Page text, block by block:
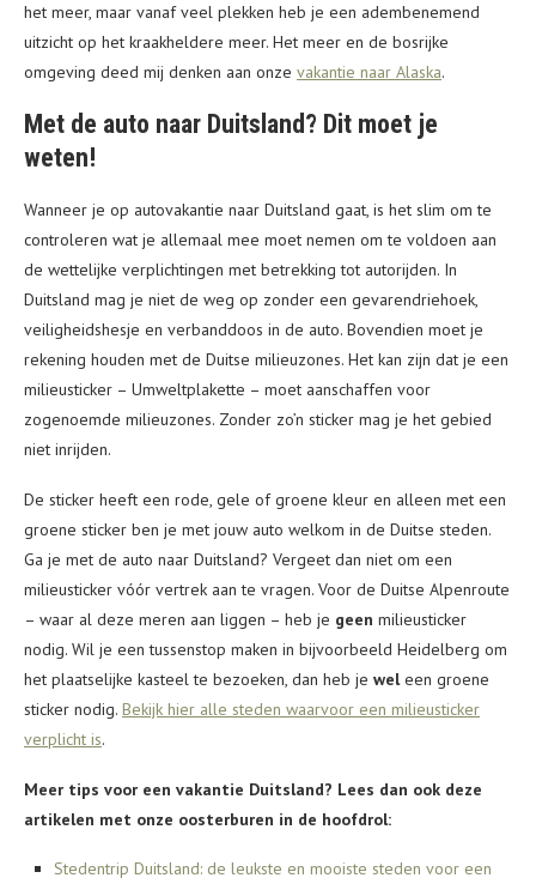
het meer, maar vanaf veel plekken heb je een adembenemend
uitzicht op het kraakheldere meer. Het meer en de bosrijke
omgeving deed mij denken aan onze vakantie naar Alaska.
Met de auto naar Duitsland? Dit moet je
weten!
Wanneer je op autovakantie naar Duitsland gaat, is het slim om te
controleren wat je allemaal mee moet nemen om te voldoen aan
de wettelijke verplichtingen met betrekking tot autorijden. In
Duitsland mag je niet de weg op zonder een gevarendriehoek,
veiligheidshesje en verbanddoos in de auto. Bovendien moet je
rekening houden met de Duitse milieuzones. Het kan zijn dat je een
milieusticker – Umweltplakette – moet aanschaffen voor
zogenoemde milieuzones. Zonder zo’n sticker mag je het gebied
niet inrijden.
De sticker heeft een rode, gele of groene kleur en alleen met een
groene sticker ben je met jouw auto welkom in de Duitse steden.
Ga je met de auto naar Duitsland? Vergeet dan niet om een
milieusticker vóór vertrek aan te vragen. Voor de Duitse Alpenroute
– waar al deze meren aan liggen – heb je geen milieusticker
nodig. Wil je een tussenstop maken in bijvoorbeeld Heidelberg om
het plaatselijke kasteel te bezoeken, dan heb je weleen groene
sticker nodig. Bekijk hier alle steden waarvoor een milieusticker
verplicht is.
Meer tips voor een vakantie Duitsland? Lees dan ook deze
artikelen met onze oosterburen in de hoofdrol:
Stedentrip Duitsland: de leukste en mooiste steden voor een